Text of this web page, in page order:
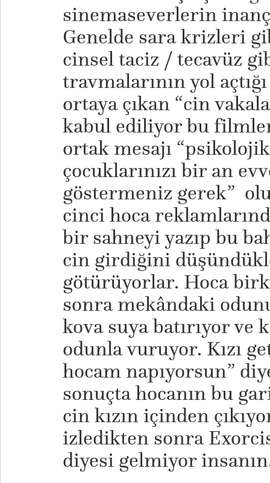
sinemaseverlerin
Genelde sara krizleri
cinsel taciz / tecavüz
travmalarının yol
ortaya çıkan “cin
kabul ediliyor bu
ortak mesajı “psikolojik
çocuklarınızı bir an
göstermeniz gerek”
cinci hoca
bir sahneyi yazıp bu
cin girdiğini
götürüyorlar. Hoca
sonra mekândaki
kova suya batırıyor ve
odunla vuruyor. Kızı
hocam napıyorsun”
sonuçta hocanın bu
cin kızın içinden
izledikten sonra
diyesi gelmiyor